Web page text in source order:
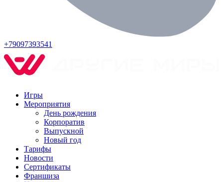
+79097393541
Игры
Мероприятия
День рождения
Корпоратив
Выпускной
Новый год
Тарифы
Новости
Сертификаты
Франшиза